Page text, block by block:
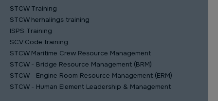
STCW Training
STCW herhalings training
ISPS Training
SCV Code training
STCW Maritime Crew Resource Management
STCW - Bridge Resource Management (BRM)
STCW - Engine Room Resource Management (ERM)
STCW - Human Element Leadership & Management